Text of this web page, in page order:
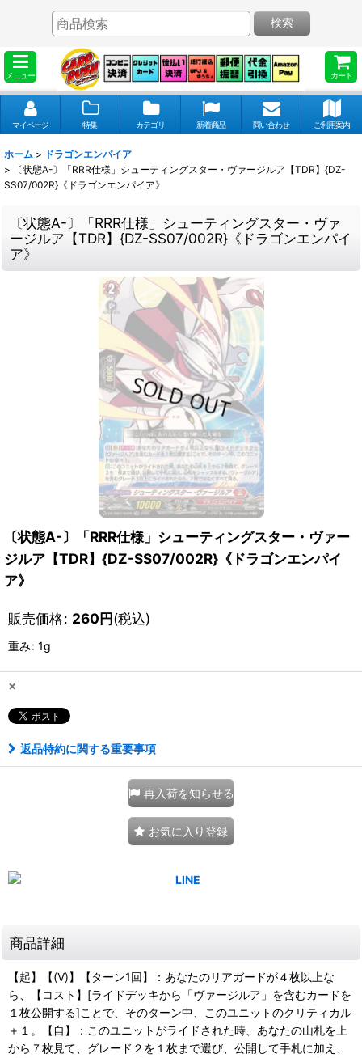
メニュー カート
検索
マイページ 特集 カテゴリ 新着商品 問い合わせ ご利用案内
ホーム > ドラゴンエンパイア
>
〔状態A-〕「RRR仕様」シューティングスター・ヴァージルア【TDR】{DZ-
SS07/002R}《ドラゴンエンパイア》
〔状態A-〕「RRR仕様」シューティングスター・ヴァ
ージルア【TDR】{DZ-SS07/002R}《ドラゴンエンパイ
ア》
〔状態A-〕「RRR仕様」シューティングスター・ヴァー
ジルア【TDR】{DZ-SS07/002R}《ドラゴンエンパイ
ア》
販売価格: 260円(税込)
重み: 1g
×
返品特約に関する重要事項
再入荷を知らせる
お気に入り登録
商品詳細
【起】【(V)】【ターン1回】：あなたのリアガードが４枚以上な
ら、【コスト】[ライドデッキから「ヴァージルア」を含むカードを
１枚公開する]ことで、そのターン中、このユニットのクリティカル
＋１。【自】：このユニットがライドされた時、あなたの山札を上
から７枚見て、グレード２を１枚まで選び、公開して手札に加え、